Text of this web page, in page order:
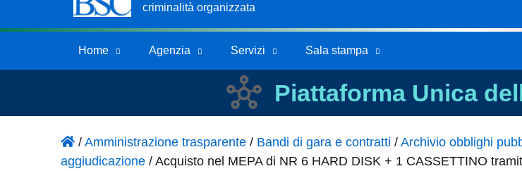
criminalità organizzata
Home Agenzia Servizi Sala stampa
Piattaforma Unica
/Amministrazione trasparente / Bandi di gara e contratti /Archivio obblighi
aggiudicazione / Acquisto nel MEPA di NR 6 HARD DISK + 1 CASSETTINO